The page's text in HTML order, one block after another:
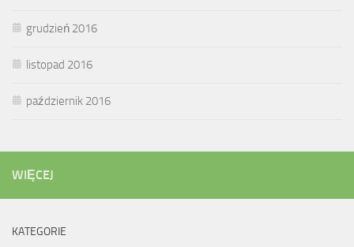
grudzień 2016
listopad 2016
październik 2016
WIĘCEJ
KATEGORIE